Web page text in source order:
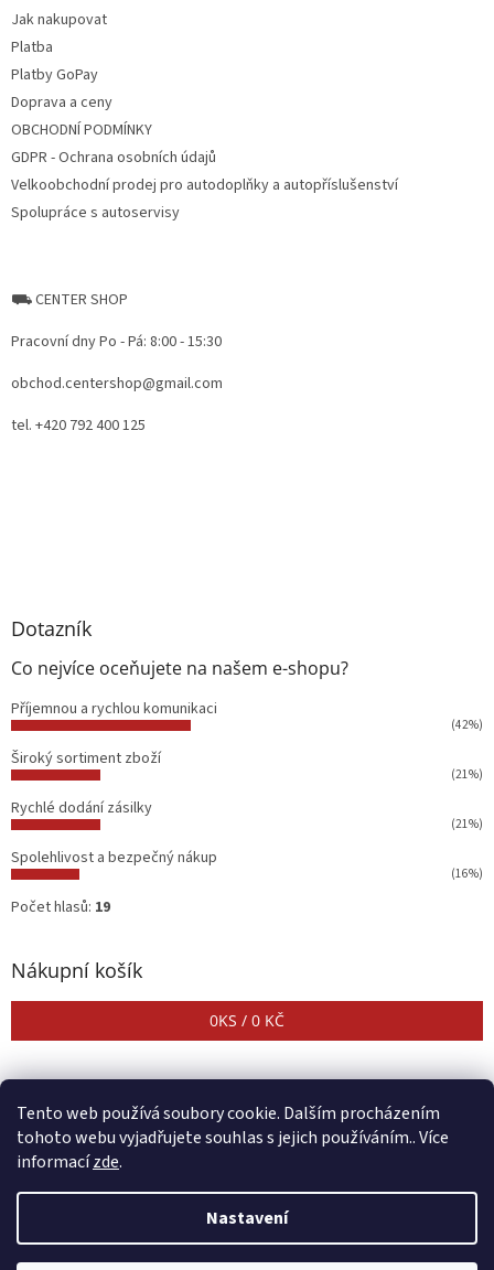
Tento web používá soubory cookie. Dalším procházením
tohoto webu vyjadřujete souhlas s jejich používáním.. Více
informacízde.
Nastavení
Jak nakupovat
Platba
Platby GoPay
Doprava a ceny
OBCHODNÍ PODMÍNKY
GDPR - Ochrana osobních údajů
Velkoobchodní prodej pro autodoplňky a autopříslušenství
Spolupráce s autoservisy
⛟ CENTER SHOP
Pracovní dny Po - Pá: 8:00 - 15:30
obchod.centershop@gmail.com
tel. +420 792 400 125
Dotazník
Co nejvíce oceňujete na našem e-shopu?
Příjemnou a rychlou komunikaci
(42%)
Široký sortiment zboží
(21%)
Rychlé dodání zásilky
(21%)
Spolehlivost a bezpečný nákup
(16%)
Počet hlasů: 19
Nákupní košík
0KS / 0 KČ